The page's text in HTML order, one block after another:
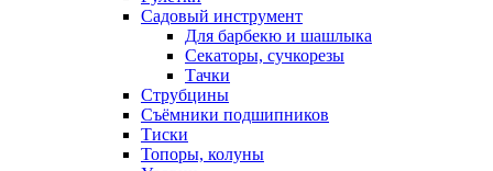
Садовый инструмент
Для барбекю и шашлыка
Секаторы, сучкорезы
Тачки
Струбцины
Съёмники подшипников
Тиски
Топоры, колуны